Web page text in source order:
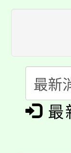
視
半
者。
大
份
大
份
淨
會
115
程
「
最